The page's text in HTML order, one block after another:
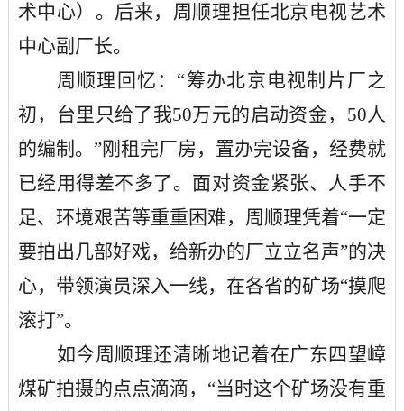
术中心）。后来，周顺理担任北京电视艺术
中心副厂长。
周顺理回忆： “筹办北京电视制片厂之
初，台里只给了我50万元的启动资金，50人
的编制。”刚租完厂房，置办完设备，经费就
已经用得差不多了。面对资金紧张、人手不
足、环境艰苦等重重困难，周顺理凭着“一定
要拍出几部好戏，给新办的厂立立名声”的决
心，带领演员深入一线，在各省的矿场“摸爬
滚打”。
如今周顺理还清晰地记着在广东四望嶂
煤矿拍摄的点点滴滴， “当时这个矿场没有重